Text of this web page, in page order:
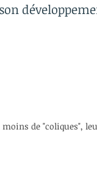
de "coliques",